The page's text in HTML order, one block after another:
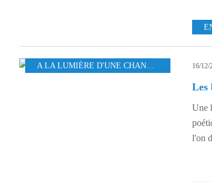
A LA LUMIÈRE D'UNE CHANDELLE. FARCE,
16/12/
Les
Une
l'on